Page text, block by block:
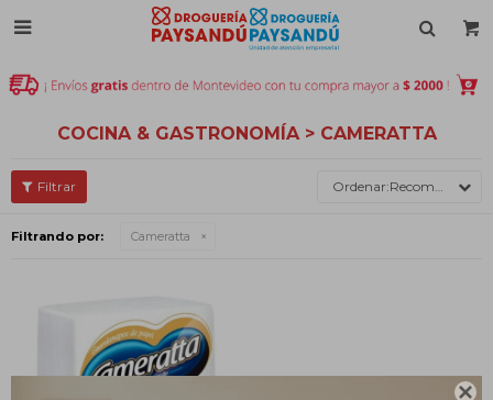


COCINA & GASTRONOMÍA > CAMERATTA
Recomendados
Filtrando por: Cameratta